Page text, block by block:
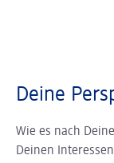
Deine
Wie es nach
Deinen